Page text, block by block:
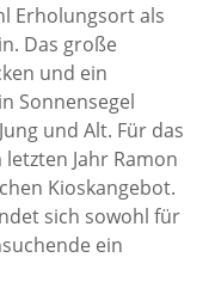
Erholungsort als
Das große
und ein
Sonnensegel
und Alt. Für das
Jahr Ramon
Kioskangebot.
sich sowohl für
ein